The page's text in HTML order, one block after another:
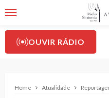
OUVIR RÁDIO
Home Atualidade